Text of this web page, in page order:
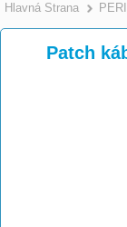
Hlavná Strana
Patch